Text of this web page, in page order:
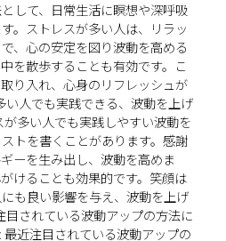
して、日常生活に瞑想や深呼吸
。ストレスが多い人は、リラッ
、心の安定を図り波動を高める
を散歩することも有効です。こ
り入れ、心身のリフレッシュが
い人でも実践できる、波動を上げ
多い人でも実践しやすい波動を
トを書くことがあります。感謝
ーを生み出し、波動を高めま
けることも効果的です。笑顔は
も良い影響を与え、波動を上げ
目されている波動アップの方法に
近注目されている波動アップの